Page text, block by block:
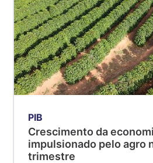
PIB
Crescimento da
impulsionado pelo agro
trimestre